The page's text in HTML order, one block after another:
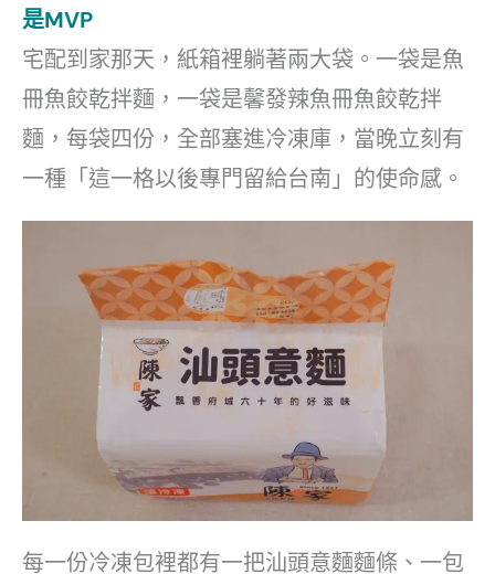
是MVP
宅配到家那天，紙箱裡躺著兩大袋。一袋是魚
冊魚餃乾拌麵，一袋是馨發辣魚冊魚餃乾拌
麵，每袋四份，全部塞進冷凍庫，當晚立刻有
一種「這一格以後專門留給台南」的使命感。
每一份冷凍包裡都有一把汕頭意麵麵條、一包